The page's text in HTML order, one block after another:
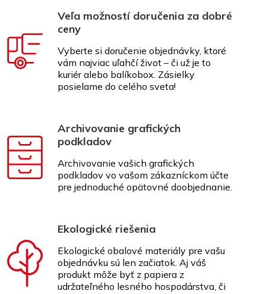
Veľa možností doručenia za dobré
ceny
Vyberte si doručenie objednávky, ktoré
vám najviac uľahčí život – či už je to
kuriér alebo balíkobox. Zásielky
posielame do celého sveta!
Archivovanie grafických
podkladov
Archivovanie vašich grafických
podkladov vo vašom zákazníckom účte
pre jednoduché opätovné doobjednanie.
Ekologické riešenia
Ekologické obalové materiály pre vašu
objednávku sú len začiatok. Aj váš
produkt môže byť z papiera z
udržateľného lesného hospodárstva, či